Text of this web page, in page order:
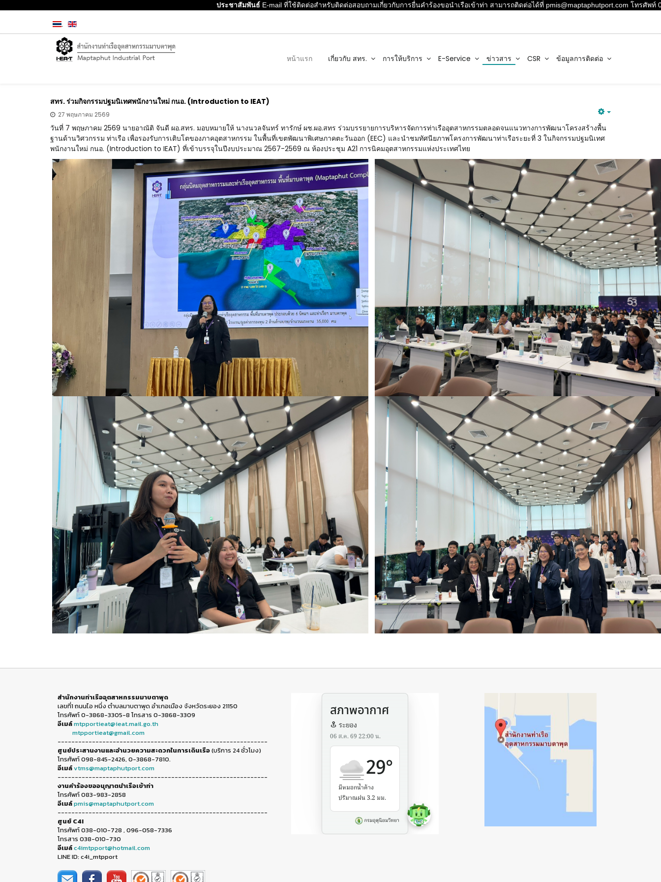
ประชาสัมพันธ์E-mail ที่ใช้ติดต่อสำหรับติดต่อสอบถามเกี่ยวกับการยื่นคำร้องขอนำเรือเข้าท่า สามารถติดต่อได้ที่ pmis@maptaphutport.com โทรศัพท์ 083-
หน้าแรก เกี่ยวกับ สทร. การให้บริการ E-Service ข่าวสาร CSR ข้อมูลการติดต่อ
สทร. ร่วมกิจกรรมปฐมนิเทศพนักงานใหม่ กนอ. (Introduction to IEAT)
27 พฤษภาคม 2569
วันที่ 7 พฤษภาคม 2569 นายอาณัติ จันดี ผอ.สทร. มอบหมายให้ นางนวลจันทร์ ทารักษ์ ผช.ผอ.สทร ร่วมบรรยายการบริหารจัดการท่าเรืออุตสาหกรรมตลอดจนแนวทางการพัฒนาโครงสร้างพื้น
ฐานด้านวิศวกรรม ท่าเรือ เพื่อรองรับการเติบโตของภาคอุตสาหกรรม ในพื้นที่เขตพัฒนาพิเศษภาคตะวันออก (EEC) และนำชมทัศนียภาพโครงการพัฒนาท่าเรือระยะที่ 3 ในกิจกรรมปฐมนิเทศ
พนักงานใหม่ กนอ. (Introduction to IEAT) ที่เข้าบรรจุในปีงบประมาณ 2567-2569 ณ ห้องประชุม A21 การนิคมอุตสาหกรรมแห่งประเทศไทย
สำนักงานท่าเรืออุตสาหกรรมมาบตาพุด
เลขที่1 ถนนไอ หนึ่ง ตำบลมาบตาพุด อำเภอเมือง จังหวัดระยอง 21150
โทรศัพท์ 0-3868-3305-8 โทรสาร 0-3868-3309
อีเมล์mtpportieat@ieat.mail.go.th
mtpportieat@gmail.com
-------------------------------------------------------------
ศูนย์ประสานงานและอำนวยความสะดวกในการเดินเรือ(บริการ 24 ชั่วโมง)
โทรศัพท์ 098-845-2426, 0-3868-7810.
อีเมล์vtms@maptaphutport.com
-------------------------------------------------------------
งานคำร้องขออนุญาตนำเรือเข้าท่า
โทรศัพท์ 083-983-2858
อีเมล์pmis@maptaphutport.com
-------------------------------------------------------------
ศูนย์ C4I
โทรศัพท์ 038-010-728 , 096-058-7336
โทรสาร 038-010-730
อีเมล์c4imtpport@hotmail.com
LINE ID: c4i_mtpport